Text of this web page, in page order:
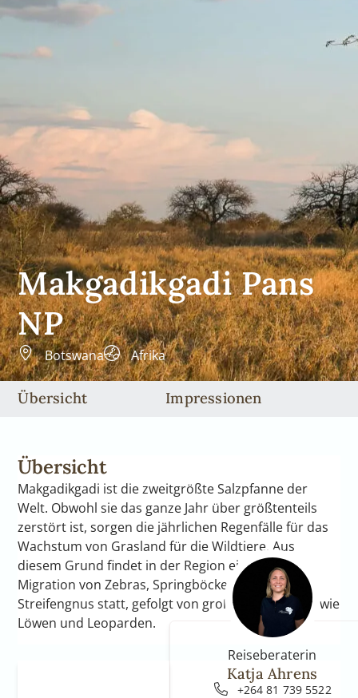
Makgadikgadi Pans
NP
Botswana Afrika
Übersicht Impressionen
Übersicht
Makgadikgadi ist die zweitgrößte Salzpfanne der
Welt. Obwohl sie das ganze Jahr über größtenteils
zerstört ist, sorgen die jährlichen Regenfälle für das
Wachstum von Grasland für die Wildtiere. Aus
diesem Grund findet in der Region eine massive
Migration von Zebras, Springböcken und
Streifengnus statt, gefolgt von großen Raubtieren wie
Löwen und Leoparden.
Reiseberaterin
Katja Ahrens
+264 81 739 5522